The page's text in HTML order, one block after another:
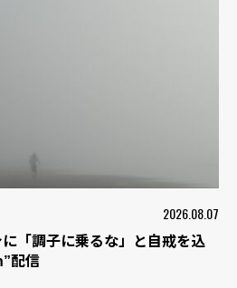
2026.08.07
「調子に乗るな」と自戒を込
配信